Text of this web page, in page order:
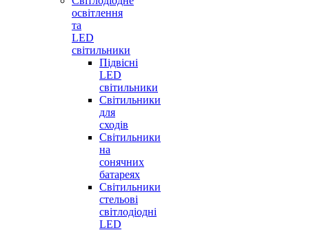
освітлення
та
LED
світильники
Підвісні
LED
світильники
Світильники
для
сходів
Світильники
на
сонячних
батареях
Світильники
стельові
світлодіодні
LED